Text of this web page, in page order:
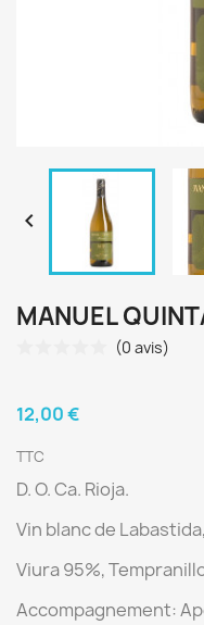

MANUEL
(0 avis)
12,00 €
TTC
D. O. Ca. Rioja.
Vin blanc de Labastida
Viura 95%,
Accompagnement: